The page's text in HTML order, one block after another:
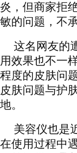
炎，但商家拒
敏的问题，不
这名网友的
用效果也不一
程度的皮肤问
皮肤问题与护
地。
美容仪也是
在使用过程中